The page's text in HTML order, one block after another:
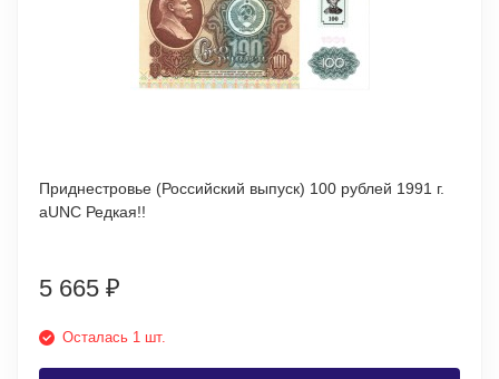
Приднестровье (Российский выпуск) 100 рублей 1991 г.
aUNC Редкая!!
5 665 ₽
Осталась 1 шт.